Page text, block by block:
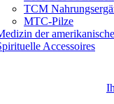
TCM
MTC-Pilze
der
Accessoires